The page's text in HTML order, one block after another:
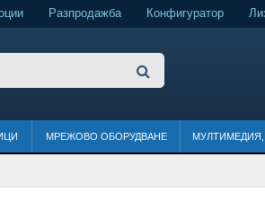
Разпродажба Конфигуратор
МРЕЖОВО ОБОРУДВАНЕ МУЛТИМЕДИЯ,